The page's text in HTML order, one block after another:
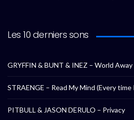
Les 10 derniers sons
GRYFFIN & BUNT & INEZ – World Away
STRAENGE – Read My Mind (Every time
PITBULL & JASON DERULO – Privacy